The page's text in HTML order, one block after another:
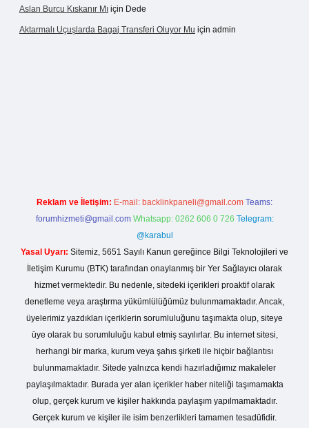
Aslan Burcu Kıskanır Mı için Dede
Aktarmalı Uçuşlarda Bagaj Transferi Oluyor Mu için admin
Reklam ve İletişim: E-mail: backlinkpaneli@gmail.com Teams:
forumhizmeti@gmail.com Whatsapp: 0262 606 0 726 Telegram:
@karabul
Yasal Uyarı: Sitemiz, 5651 Sayılı Kanun gereğince Bilgi Teknolojileri ve
İletişim Kurumu (BTK) tarafından onaylanmış bir Yer Sağlayıcı olarak
hizmet vermektedir. Bu nedenle, sitedeki içerikleri proaktif olarak
denetleme veya araştırma yükümlülüğümüz bulunmamaktadır. Ancak,
üyelerimiz yazdıkları içeriklerin sorumluluğunu taşımakta olup, siteye
üye olarak bu sorumluluğu kabul etmiş sayılırlar. Bu internet sitesi,
herhangi bir marka, kurum veya şahıs şirketi ile hiçbir bağlantısı
bulunmamaktadır. Sitede yalnızca kendi hazırladığımız makaleler
paylaşılmaktadır. Burada yer alan içerikler haber niteliği taşımamakta
olup, gerçek kurum ve kişiler hakkında paylaşım yapılmamaktadır.
Gerçek kurum ve kişiler ile isim benzerlikleri tamamen tesadüfidir.